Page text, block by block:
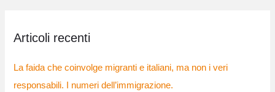
a
Articoli recenti
La faida che coinvolge migranti e italiani, ma non i veri
responsabili. I numeri dell’immigrazione.